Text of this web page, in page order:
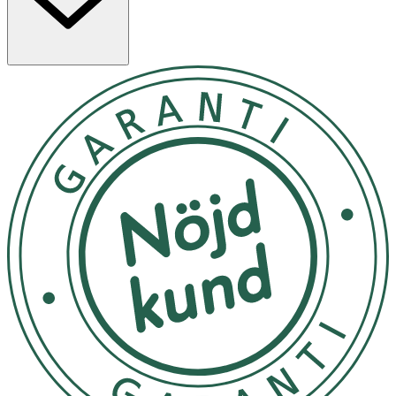
hjälper till att avlägsna döda hudceller. Seascalp:
Fermenterat komplex som rengör hårbotten skonsamt
aminosyror: Stärker hårsäckarna och lugnar hårbotten.
Grönt kaviar: Kraftfulla antioxidanter, intensiv
återfuktning och vård. Fermenterad teknologi: Förbättrar
hudbarriären, balanserar mikrobiomet och lugnar
känslig hårbotten.
Använd 1–2 gånger i veckan. Applicera i fuktigt hår och
massera upp ett rengörande lödder. Massera hårbotten i
1–2 minuter för att lösa upp orenheter. Skölj noggrant.
För bästa resultat, följ upp med ROH Drench Hair
Masque. Endast för utvärtes bruk. Undvik kontakt med
ögonen. Vid kontakt, skölj omedelbart. Avbryt
användning vid irritation och kontakta läkare vid behov.
Temperatur: Förvara i rumstemperatur (ca. 15-25°C).
Undvik extrem kyla och direkt solljus, vilket kan förstöra
konsistensen. Plats: Stäng korken ordentligt efter varje